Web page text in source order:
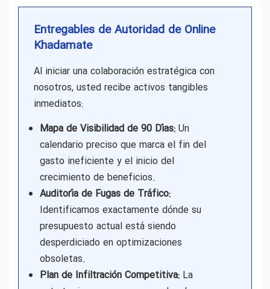
Entregables de Autoridad de Online
Khadamate
Al iniciar una colaboración estratégica con
nosotros, usted recibe activos tangibles
inmediatos:
Mapa de Visibilidad de 90 Días: Un
calendario preciso que marca el fin del
gasto ineficiente y el inicio del
crecimiento de beneficios.
Auditoría de Fugas de Tráfico:
Identificamos exactamente dónde su
presupuesto actual está siendo
desperdiciado en optimizaciones
obsoletas.
Plan de Infiltración Competitiva: La